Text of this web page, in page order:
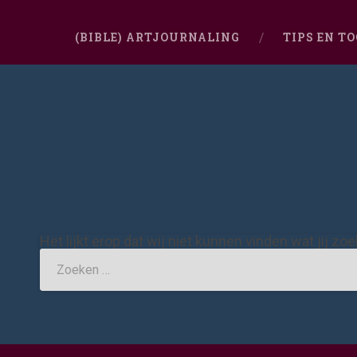
(BIBLE) ARTJOURNALING TIPS EN
Het lijkt erop dat wij niet kunnen vinden wat jij